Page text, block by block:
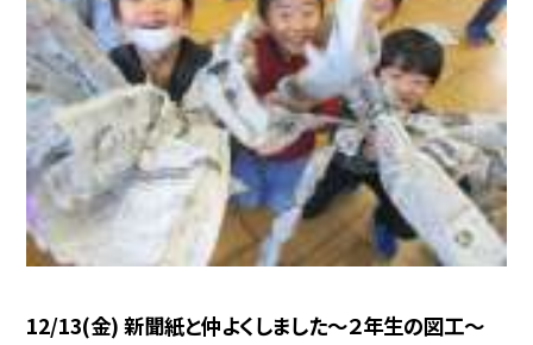
12/13(金) 新聞紙と仲よくしました〜２年生の図工〜